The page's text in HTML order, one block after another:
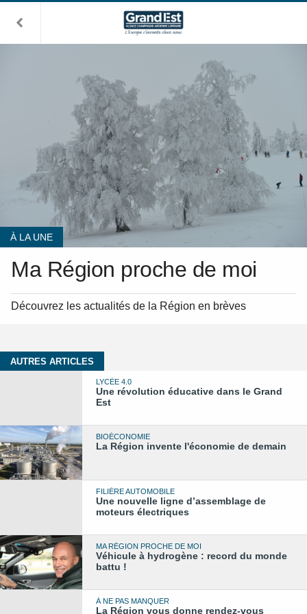
À LA UNE
Ma Région proche de moi
Découvrez les actualités de la Région en brèves
AUTRES ARTICLES
LYCÉE 4.0
Une révolution éducative dans le Grand
Est
BIOÉCONOMIE
La Région invente l'économie de demain
FILIÈRE AUTOMOBILE
Une nouvelle ligne d’assemblage de
moteurs électriques
MA RÉGION PROCHE DE MOI
Véhicule à hydrogène : record du monde
battu !
À NE PAS MANQUER
La Région vous donne rendez-vous